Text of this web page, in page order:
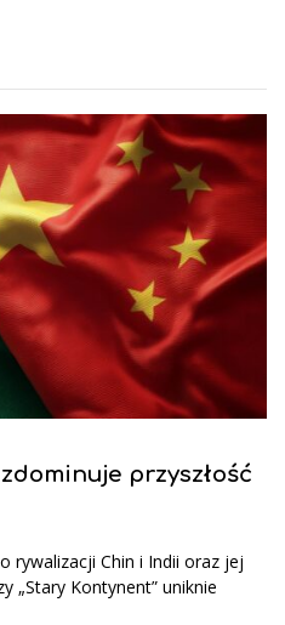
przyszłość
rywalizacji Chin i Indii oraz jej
„Stary Kontynent” uniknie